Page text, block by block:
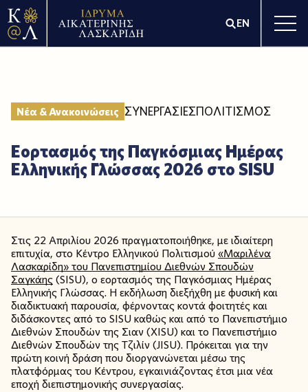
EN
Νέα & Ανακοινώσεις ΣΥΝΕΡΓΑΣΙΕΣΠΟΛΙΤΙΣΜΟΣ
Εορτασμός της Παγκόσμιας Ημέρας
Ελληνικής Γλώσσας 2026 στο SISU
Στις 22 Απριλίου 2026 πραγματοποιήθηκε, με ιδιαίτερη
επιτυχία, στο Κέντρο Ελληνικού Πολιτισμού«Μαριλένα
Λασκαρίδη» του Πανεπιστημίου Διεθνών Σπουδών
Σαγκάης(SISU), ο εορτασμός της Παγκόσμιας Ημέρας
Ελληνικής Γλώσσας. Η εκδήλωση διεξήχθη με φυσική και
διαδικτυακή παρουσία, φέρνοντας κοντά φοιτητές και
διδάσκοντες από το SISU καθώς και από το Πανεπιστήμιο
Διεθνών Σπουδών της Σιαν (XISU) και το Πανεπιστήμιο
Διεθνών Σπουδών της Τζιλίν (JISU). Πρόκειται για την
πρώτη κοινή δράση που διοργανώνεται μέσω της
πλατφόρμας του Κέντρου, εγκαινιάζοντας έτσι μια νέα
εποχή διεπιστημονικής συνεργασίας.